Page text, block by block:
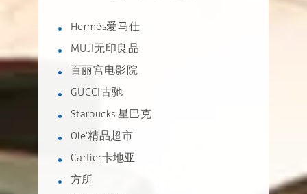
Hermès爱马仕
MUJI无印良品
百丽宫电影院
GUCCI古驰
Starbucks 星巴克
Ole'精品超市
Cartier卡地亚
方所